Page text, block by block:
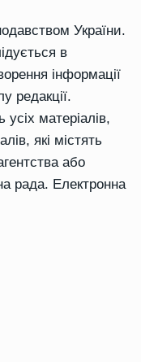
України.
в
інформації
редакції.
усіх матеріалів,
які містять
або
рада. Електронна